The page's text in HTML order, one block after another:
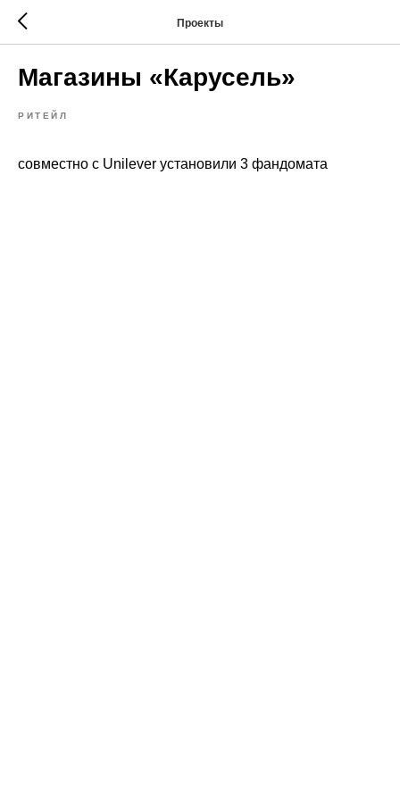
Проекты
Магазины «Карусель»
РИТЕЙЛ
cовместно с Unilever установили 3 фандомата